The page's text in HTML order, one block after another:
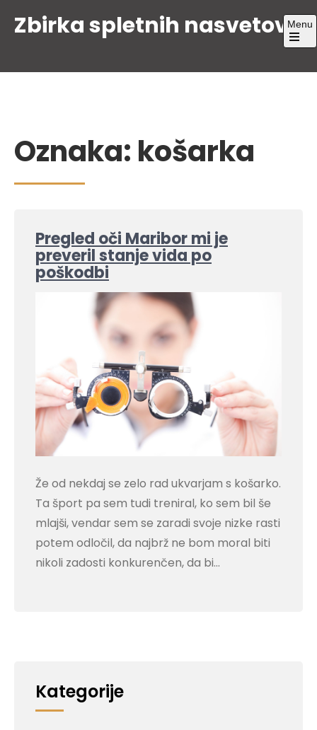
Zbirka spletnih nasvetovMenu
Open
main
Oznaka: košarka
Pregled oči Maribor mi je
preveril stanje vida po
poškodbi
Že od nekdaj se zelo rad ukvarjam s košarko.
Ta šport pa sem tudi treniral, ko sem bil še
mlajši, vendar sem se zaradi svoje nizke rasti
potem odločil, da najbrž ne bom moral biti
nikoli zadosti konkurenčen, da bi…
Kategorije